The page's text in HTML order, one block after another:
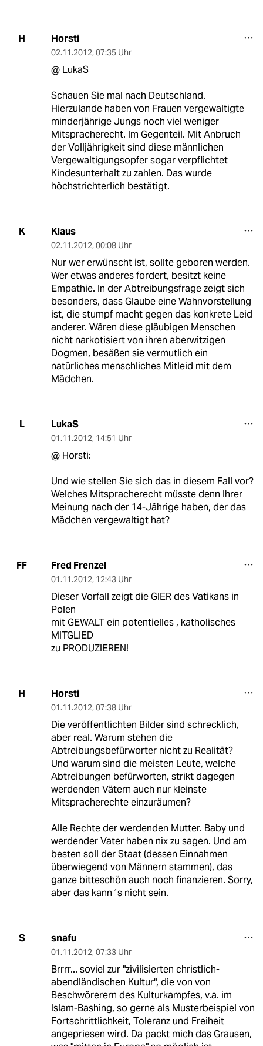
H Horsti
02.11.2012, 07:35 Uhr
@ LukaS
Schauen Sie mal nach Deutschland.
Hierzulande haben von Frauen vergewaltigte
minderjährige Jungs noch viel weniger
Mitspracherecht. Im Gegenteil. Mit Anbruch
der Volljährigkeit sind diese männlichen
Vergewaltigungsopfer sogar verpflichtet
Kindesunterhalt zu zahlen. Das wurde
höchstrichterlich bestätigt.
K Klaus
02.11.2012, 00:08 Uhr
Nur wer erwünscht ist, sollte geboren werden.
Wer etwas anderes fordert, besitzt keine
Empathie. In der Abtreibungsfrage zeigt sich
besonders, dass Glaube eine Wahnvorstellung
ist, die stumpf macht gegen das konkrete Leid
anderer. Wären diese gläubigen Menschen
nicht narkotisiert von ihren aberwitzigen
Dogmen, besäßen sie vermutlich ein
natürliches menschliches Mitleid mit dem
Mädchen.
L LukaS
01.11.2012, 14:51 Uhr
@ Horsti:
Und wie stellen Sie sich das in diesem Fall vor?
Welches Mitspracherecht müsste denn Ihrer
Meinung nach der 14-Jährige haben, der das
Mädchen vergewaltigt hat?
FF Fred Frenzel
01.11.2012, 12:43 Uhr
Dieser Vorfall zeigt die GIER des Vatikans in
Polen
mit GEWALT ein potentielles , katholisches
MITGLIED
zu PRODUZIEREN!
H Horsti
01.11.2012, 07:38 Uhr
Die veröffentlichten Bilder sind schrecklich,
aber real. Warum stehen die
Abtreibungsbefürworter nicht zu Realität?
Und warum sind die meisten Leute, welche
Abtreibungen befürworten, strikt dagegen
werdenden Vätern auch nur kleinste
Mitspracherechte einzuräumen?
Alle Rechte der werdenden Mutter. Baby und
werdender Vater haben nix zu sagen. Und am
besten soll der Staat (dessen Einnahmen
überwiegend von Männern stammen), das
ganze bitteschön auch noch finanzieren. Sorry,
aber das kann´s nicht sein.
S snafu
01.11.2012, 07:33 Uhr
Brrrr... soviel zur "zivilisierten christlich-
abendländischen Kultur", die von von
Beschwörerern des Kulturkampfes, v.a. im
Islam-Bashing, so gerne als Musterbeispiel von
Fortschrittlichkeit, Toleranz und Freiheit
angepriesen wird. Da packt mich das Grausen,